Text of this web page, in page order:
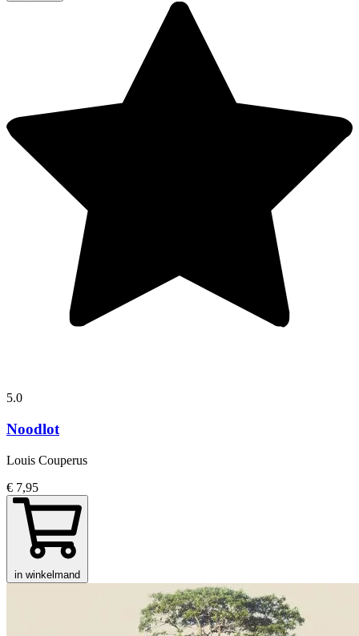
5.0
Noodlot
Louis Couperus
€ 7,95
in winkelmand